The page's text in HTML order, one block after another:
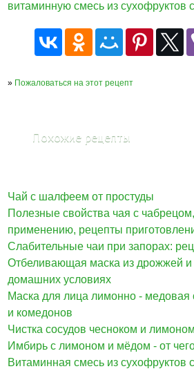
витаминную смесь из
» Пожаловаться на этот рецепт
Похожие рецепты
Чай с шалфеем от простуды
Полезные свойства чая с
применению, рецепты
Слабительные чаи при запорах:
Отбеливающая маска из дрожжей
домашних условиях
Маска для лица лимонно - медовая
и комедонов
Чистка сосудов чесноком и
Имбирь с лимоном и мёдом - от
Витаминная смесь из